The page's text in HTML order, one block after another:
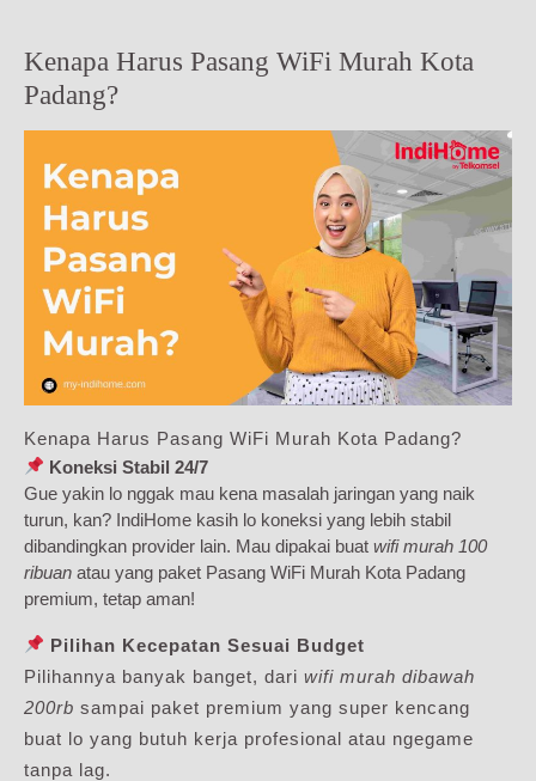
Kenapa Harus Pasang WiFi Murah Kota
Padang?
Kenapa Harus Pasang WiFi Murah Kota Padang?
Koneksi Stabil 24/7
Gue yakin lo nggak mau kena masalah jaringan yang naik
turun, kan? IndiHome kasih lo koneksi yang lebih stabil
dibandingkan provider lain. Mau dipakai buat wifi murah 100
ribuan atau yang paket Pasang WiFi Murah Kota Padang
premium, tetap aman!
Pilihan Kecepatan Sesuai Budget
Pilihannya banyak banget, dari wifi murah dibawah
200rb sampai paket premium yang super kencang
buat lo yang butuh kerja profesional atau ngegame
tanpa lag.